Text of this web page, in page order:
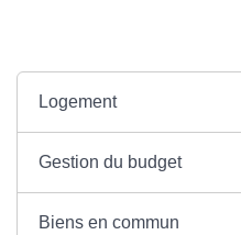
Logement
Gestion du budget
Biens en commun